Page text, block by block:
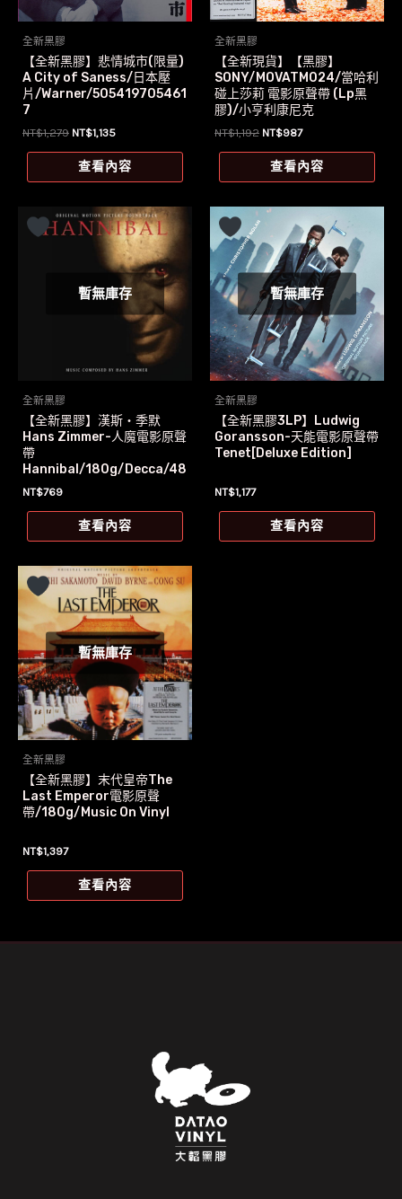
全新黑膠
【全新黑膠】悲情城市(限量)
A City of Saness/日本壓
片/Warner/505419705461
7
NT$1,279 原
價
格：
NT$1,135目
價
格：
查看內容
全新黑膠
【全新現貨】【黑膠】
SONY/MOVATM024/當哈利
碰上莎莉 電影原聲帶 (Lp黑
膠)/小亨利康尼克
NT$1,192 原
價
格：
NT$987目
價
格：
查看內容
暫無庫存
全新黑膠
【全新黑膠】漢斯‧季默
Hans Zimmer-人魔電影原聲
帶
Hannibal/180g/Decca/48
3 2130
NT$769
查看內容
暫無庫存
全新黑膠
【全新黑膠3LP】Ludwig
Goransson-天能電影原聲帶
Tenet[Deluxe Edition]
NT$1,177
查看內容
暫無庫存
全新黑膠
【全新黑膠】末代皇帝The
Last Emperor電影原聲
帶/180g/Music On Vinyl
NT$1,397
查看內容